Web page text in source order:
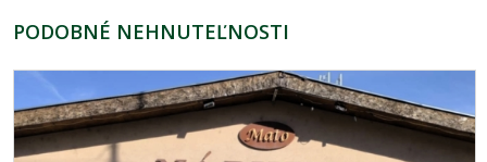
PODOBNÉ NEHNUTEĽNOSTI